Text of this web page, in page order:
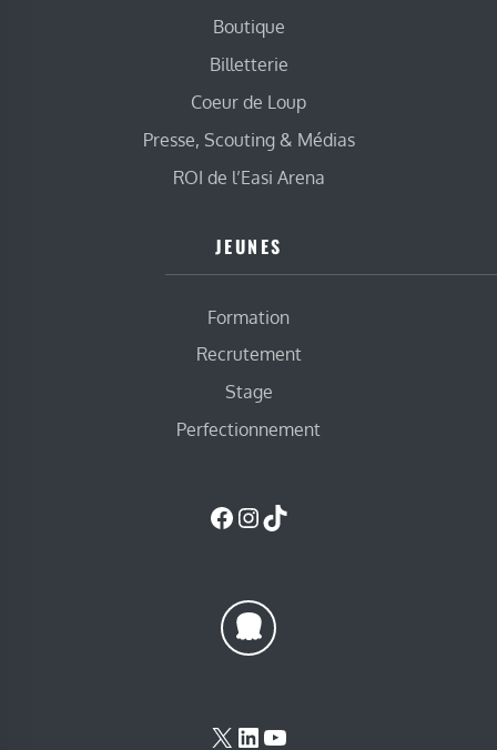
Boutique
Billetterie
Coeur de Loup
Presse, Scouting & Médias
ROI de l’Easi Arena
JEUNES
Formation
Recrutement
Stage
Perfectionnement
Facebook
Instagram
TikTok
X LinkedIn
YouTube